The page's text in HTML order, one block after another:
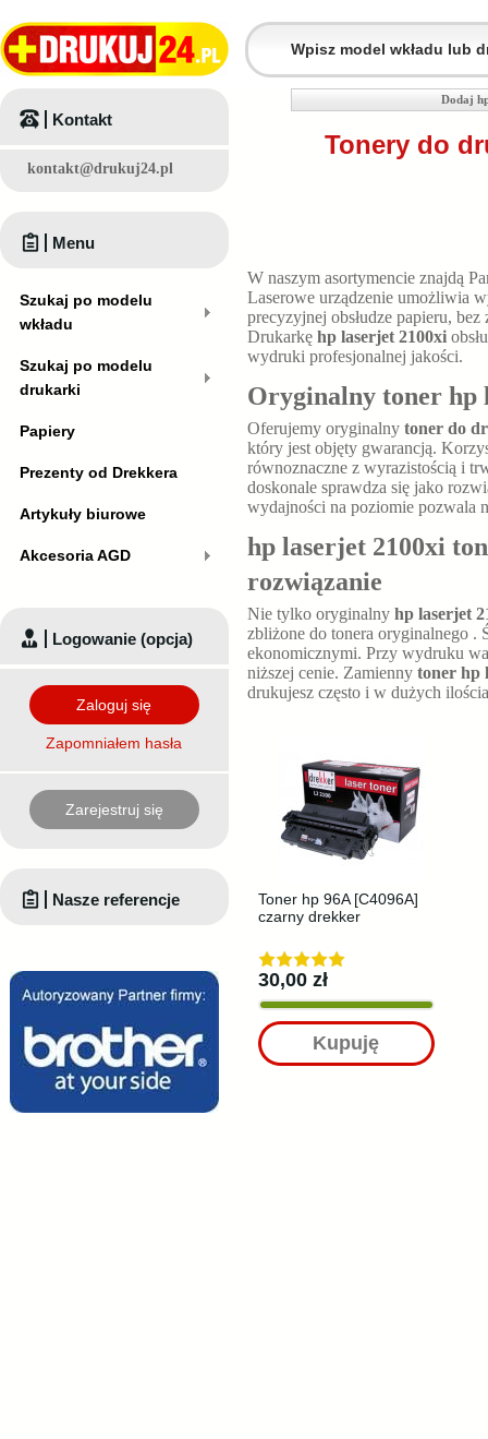
Dodaj
Tonery do
W naszym asortymencie znajdą
Laserowe urządzenie umożliwia
precyzyjnej obsłudze papieru,
Drukarkę hp laserjet 2100xi
wydruki profesjonalnej jakości.
Oryginalny toner hp
Oferujemy oryginalny toner do
który jest objęty gwarancją.
równoznaczne z wyrazistością i
doskonale sprawdza się jako
wydajności na poziomie pozwala
hp laserjet 2100xi
rozwiązanie
Nie tylko oryginalny hp laserjet
zbliżone do tonera oryginalnego .
ekonomicznymi. Przy wydruku
niższej cenie. Zamienny toner hp
drukujesz często i w dużych
Toner hp 96A [C4096A]
czarny drekker
30,00 zł
Kupuję
Kontakt
kontakt@drukuj24.pl
Menu
Szukaj po modelu
wkładu
Szukaj po modelu
drukarki
Papiery
Prezenty od Drekkera
Artykuły biurowe
Akcesoria AGD
Logowanie (opcja)
Zaloguj się
Zapomniałem hasła
Zarejestruj się
Nasze referencje